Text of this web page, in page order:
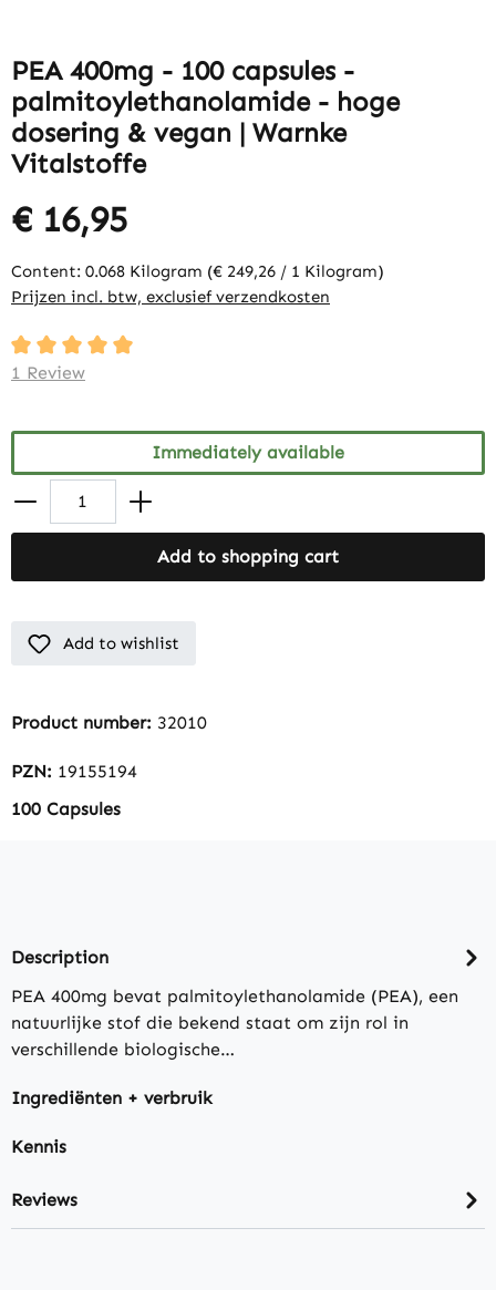
PEA 400mg - 100 capsules -
palmitoylethanolamide - hoge
dosering & vegan | Warnke
Vitalstoffe
€ 16,95
Content: 0.068 Kilogram (€ 249,26 / 1 Kilogram)
Prijzen incl. btw, exclusief verzendkosten
Average rating of 5 out of 5 stars
1 Review
Immediately available
Add to shopping cart
Add to wishlist
Product number: 32010
PZN: 19155194
100 Capsules
Description
PEA 400mg bevat palmitoylethanolamide (PEA), een
natuurlijke stof die bekend staat om zijn rol in
verschillende biologische…
Ingrediënten + verbruik
Kennis
Reviews